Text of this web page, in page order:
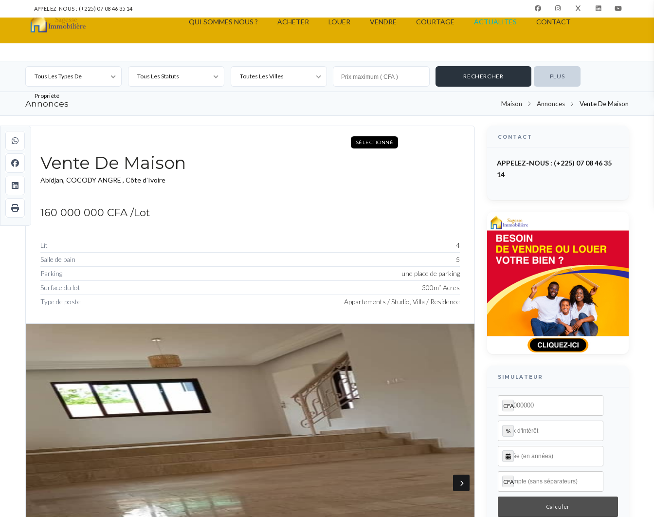
APPELEZ-NOUS : (+225) 07 08 46 35 14
QUI SOMMES NOUS ? ACHETER LOUER VENDRE COURTAGE ACTUALITES CONTACT
Tous Les Types De
Propriété
Tous Les Statuts Toutes Les Villes PLUS
Annonces Maison Annonces Vente De Maison
SÉLECTIONNÉ
Vente De Maison
Abidjan, COCODY ANGRE , Côte d'Ivoire
160 000 000 CFA /Lot
Lit
4
Salle de bain
5
Parking
une place de parking
Surface du lot
300m² Acres
Type de poste
Appartements / Studio, Villa / Residence
CONTACT
APPELEZ-NOUS : (+225) 07 08 46 35
14
SIMULATEUR
CFA
%
CFA